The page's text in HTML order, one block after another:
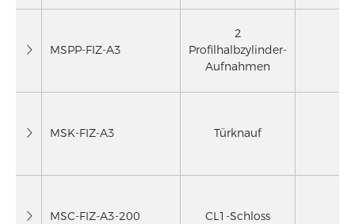
MSPP-FIZ-A3
2
Profilhalbzylinder-
Aufnahmen
MSK-FIZ-A3 Türknauf
MSC-FIZ-A3-200 CL1-Schloss